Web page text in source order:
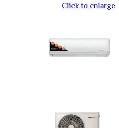
Click to enlarge